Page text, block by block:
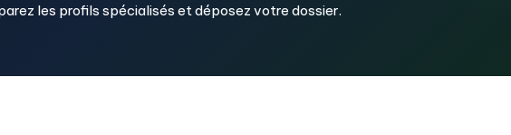
les profils spécialisés et déposez votre dossier.